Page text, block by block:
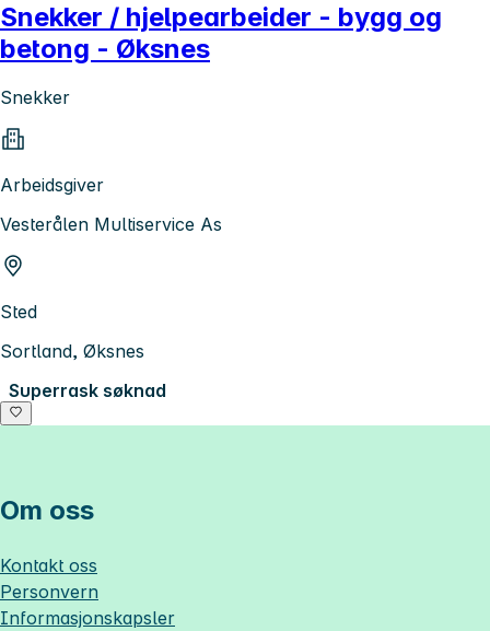
Snekker / hjelpearbeider - bygg og
betong - Øksnes
Snekker
Arbeidsgiver
Vesterålen Multiservice As
Sted
Sortland, Øksnes
Superrask søknad
Om oss
Kontakt oss
Personvern
Informasjonskapsler